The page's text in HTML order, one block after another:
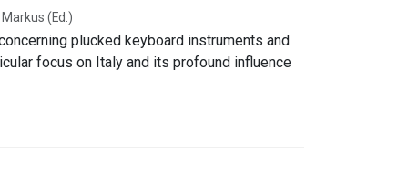
a change in the patient’s voice can be
with already available BDI data of each
is impacted by depression and changes
(Ed.)
plucked keyboard instruments and
focus on Italy and its profound influence
roles of keyboard instruments and